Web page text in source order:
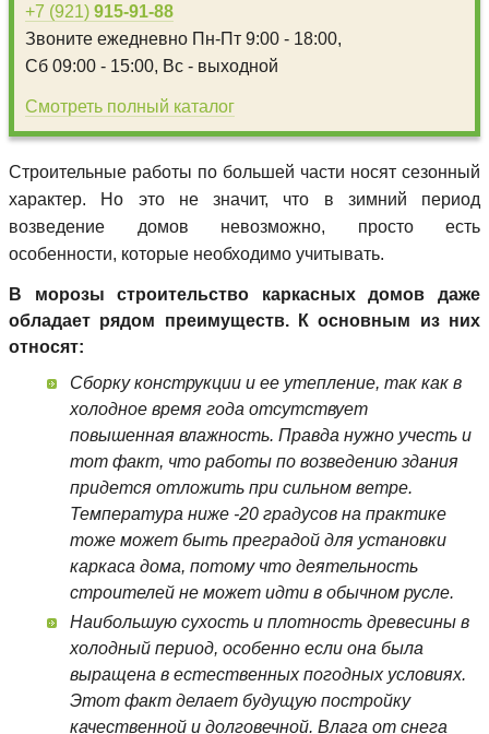
+7 (921) 915-91-88
Звоните ежедневно Пн-Пт 9:00 - 18:00,
Сб 09:00 - 15:00, Вс - выходной
Смотреть полный каталог
Строительные работы по большей части носят сезонный
характер. Но это не значит, что в зимний период
возведение домов невозможно, просто есть
особенности, которые необходимо учитывать.
В морозы строительство каркасных домов даже
обладает рядом преимуществ. К основным из них
относят:
Сборку конструкции и ее утепление, так как в
холодное время года отсутствует
повышенная влажность. Правда нужно учесть и
тот факт, что работы по возведению здания
придется отложить при сильном ветре.
Температура ниже -20 градусов на практике
тоже может быть преградой для установки
каркаса дома, потому что деятельность
строителей не может идти в обычном русле.
Наибольшую сухость и плотность древесины в
холодный период, особенно если она была
выращена в естественных погодных условиях.
Этот факт делает будущую постройку
качественной и долговечной. Влага от снега